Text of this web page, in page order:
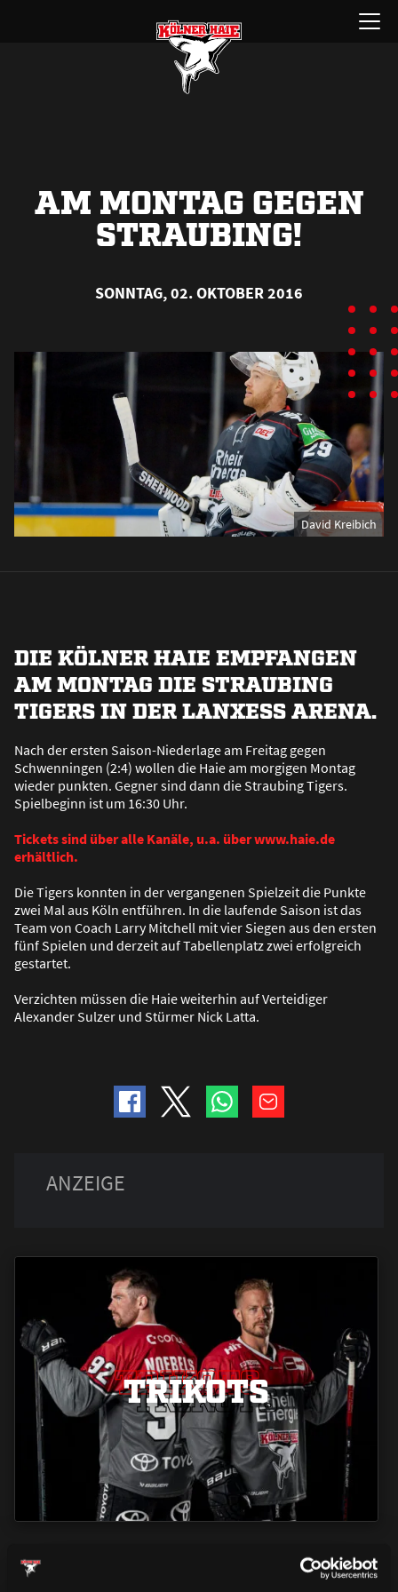
Menü
öffnen
AM MONTAG GEGEN
STRAUBING!
SONNTAG, 02. OKTOBER 2016
David Kreibich
DIE KÖLNER HAIE EMPFANGEN
AM MONTAG DIE STRAUBING
TIGERS IN DER LANXESS ARENA.
Nach der ersten Saison-Niederlage am Freitag gegen
Schwenningen (2:4) wollen die Haie am morgigen Montag
wieder punkten. Gegner sind dann die Straubing Tigers.
Spielbeginn ist um 16:30 Uhr.
Tickets sind über alle Kanäle, u.a. über www.haie.de
erhältlich.
Die Tigers konnten in der vergangenen Spielzeit die Punkte
zwei Mal aus Köln entführen. In die laufende Saison ist das
Team von Coach Larry Mitchell mit vier Siegen aus den ersten
fünf Spielen und derzeit auf Tabellenplatz zwei erfolgreich
gestartet.
Verzichten müssen die Haie weiterhin auf Verteidiger
Alexander Sulzer und Stürmer Nick Latta.
TRIKOTS
TRIKOTS
TRIKOTS